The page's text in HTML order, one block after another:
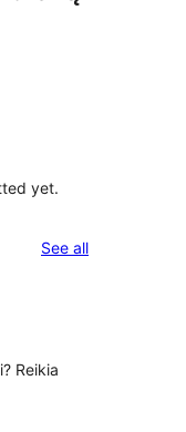
yet.
See allreviews
Reikia